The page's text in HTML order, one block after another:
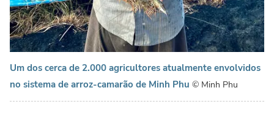
Um dos cerca de 2.000 agricultores atualmente envolvidos
no sistema de arroz-camarão de Minh Phu © Minh Phu